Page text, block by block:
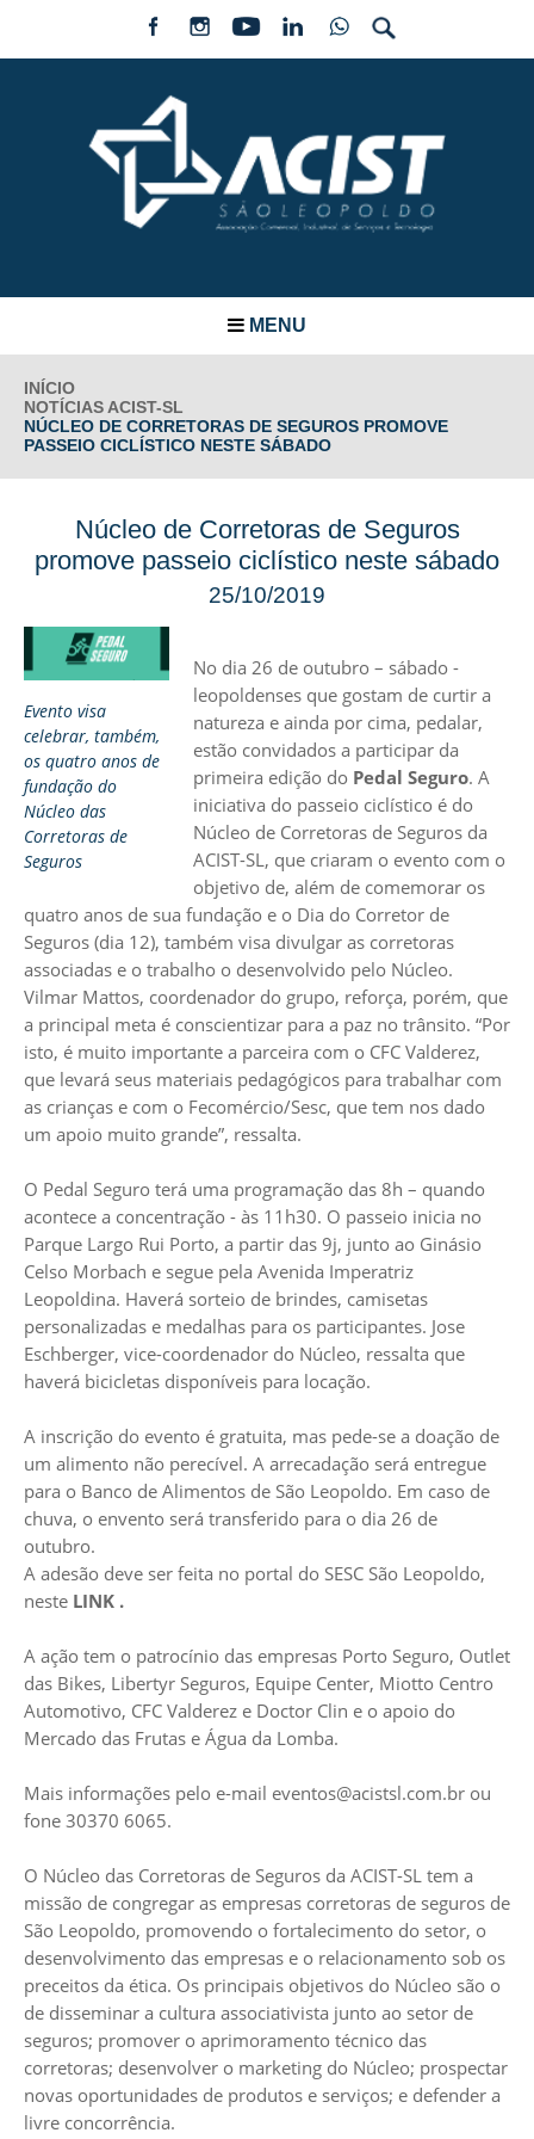
MENU
INÍCIO
NOTÍCIAS ACIST-SL
NÚCLEO DE CORRETORAS DE SEGUROS PROMOVE
PASSEIO CICLÍSTICO NESTE SÁBADO
Núcleo de Corretoras de Seguros
promove passeio ciclístico neste sábado
25/10/2019
Evento visa
celebrar, também,
os quatro anos de
fundação do
Núcleo das
Corretoras de
Seguros
No dia 26 de outubro – sábado -
leopoldenses que gostam de curtir a
natureza e ainda por cima, pedalar,
estão convidados a participar da
primeira edição do Pedal Seguro. A
iniciativa do passeio ciclístico é do
Núcleo de Corretoras de Seguros da
ACIST-SL, que criaram o evento com o
objetivo de, além de comemorar os
quatro anos de sua fundação e o Dia do Corretor de
Seguros (dia 12), também visa divulgar as corretoras
associadas e o trabalho o desenvolvido pelo Núcleo.
Vilmar Mattos, coordenador do grupo, reforça, porém, que
a principal meta é conscientizar para a paz no trânsito. “Por
isto, é muito importante a parceira com o CFC Valderez,
que levará seus materiais pedagógicos para trabalhar com
as crianças e com o Fecomércio/Sesc, que tem nos dado
um apoio muito grande”, ressalta.
O Pedal Seguro terá uma programação das 8h – quando
acontece a concentração - às 11h30. O passeio inicia no
Parque Largo Rui Porto, a partir das 9j, junto ao Ginásio
Celso Morbach e segue pela Avenida Imperatriz
Leopoldina. Haverá sorteio de brindes, camisetas
personalizadas e medalhas para os participantes. Jose
Eschberger, vice-coordenador do Núcleo, ressalta que
haverá bicicletas disponíveis para locação.
A inscrição do evento é gratuita, mas pede-se a doação de
um alimento não perecível. A arrecadação será entregue
para o Banco de Alimentos de São Leopoldo. Em caso de
chuva, o envento será transferido para o dia 26 de
outubro.
A adesão deve ser feita no portal do SESC São Leopoldo,
neste LINK .
A ação tem o patrocínio das empresas Porto Seguro, Outlet
das Bikes, Libertyr Seguros, Equipe Center, Miotto Centro
Automotivo, CFC Valderez e Doctor Clin e o apoio do
Mercado das Frutas e Água da Lomba.
Mais informações pelo e-mail eventos@acistsl.com.br ou
fone 30370 6065.
O Núcleo das Corretoras de Seguros da ACIST-SL tem a
missão de congregar as empresas corretoras de seguros de
São Leopoldo, promovendo o fortalecimento do setor, o
desenvolvimento das empresas e o relacionamento sob os
preceitos da ética. Os principais objetivos do Núcleo são o
de disseminar a cultura associativista junto ao setor de
seguros; promover o aprimoramento técnico das
corretoras; desenvolver o marketing do Núcleo; prospectar
novas oportunidades de produtos e serviços; e defender a
livre concorrência.